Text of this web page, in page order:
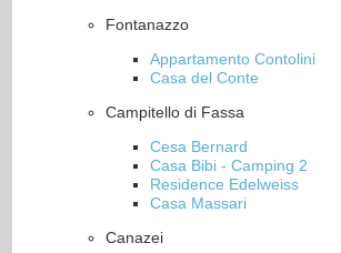
Fontanazzo
Appartamento Contolini
Casa del Conte
Campitello di Fassa
Cesa Bernard
Casa Bibi - Camping 2
Residence Edelweiss
Casa Massari
Canazei